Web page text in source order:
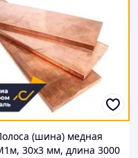
(шина) медная
30х3 мм, длина 3000